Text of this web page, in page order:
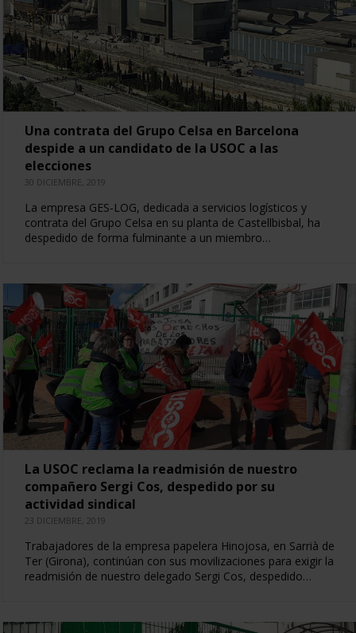
Una contrata del Grupo Celsa en Barcelona
despide a un candidato de la USOC a las
elecciones
30 DICIEMBRE, 2019
La empresa GES-LOG, dedicada a servicios logísticos y
contrata del Grupo Celsa en su planta de Castellbisbal, ha
despedido de forma fulminante a un miembro…
La USOC reclama la readmisión de nuestro
compañero Sergi Cos, despedido por su
actividad sindical
23 DICIEMBRE, 2019
Trabajadores de la empresa papelera Hinojosa, en Sarrià de
Ter (Girona), continúan con sus movilizaciones para exigir la
readmisión de nuestro delegado Sergi Cos, despedido…